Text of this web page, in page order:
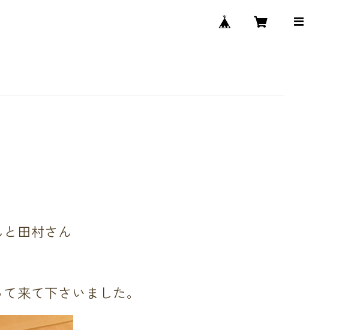
田村さん
来て下さいました。